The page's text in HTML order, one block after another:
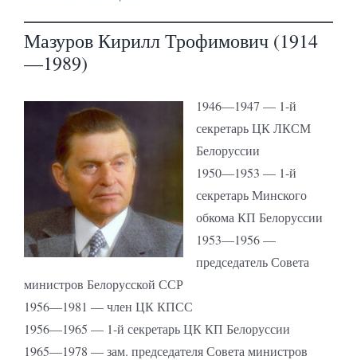
Мазуров Кирилл Трофимович (1914
—1989)
1946—1947 — 1-й
секретарь ЦК ЛКСМ
Белоруссии
1950—1953 — 1-й
секретарь Минского
обкома КП Белоруссии
1953—1956 —
председатель Совета
министров Белорусской ССР
1956—1981 — член ЦК КПСС
1956—1965 — 1-й секретарь ЦК КП Белоруссии
1965—1978 — зам. председателя Совета министров